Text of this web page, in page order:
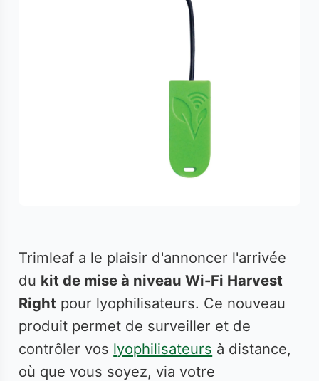
Trimleaf a le plaisir d'annoncer l'arrivée
du kit de mise à niveau Wi-Fi Harvest
Right pour lyophilisateurs. Ce nouveau
produit permet de surveiller et de
contrôler vos lyophilisateurs à distance,
où que vous soyez, via votre